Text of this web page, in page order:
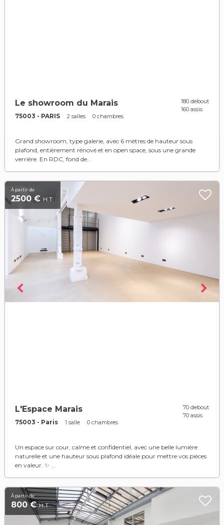
Le showroom du Marais
75003 - PARIS 2 salles 0 chambres
180 debout
160 assis
Grand showroom, type galerie, avec 6 mètres de hauteur sous
plafond, entièrement rénové et en open space, sous une grande
verrière. En RDC, fond de...
À partir de
2500 € H.T
L'Espace Marais
75003 - Paris 1 salle 0 chambres
70 debout
70 assis
Un espace sur cour, calme et confidentiel, avec une belle lumière
naturelle et une hauteur sous plafond idéale pour mettre vos pièces
en valeur. ✨ ...
À partir de
800 €H.T